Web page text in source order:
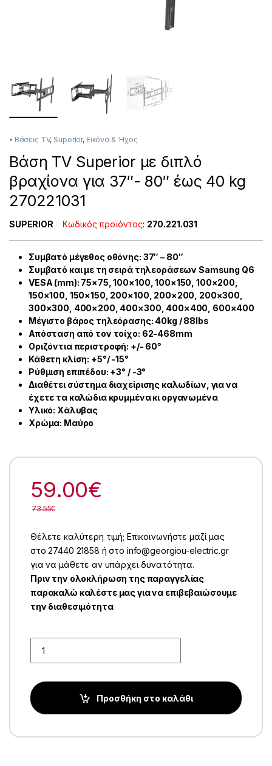
• Βάσεις TV, SuperIor, Εικόνα & Ήχος
Βάση TV Superior με διπλό
βραχίονα για 37″- 80″ έως 40 kg
270221031
SUPERIOR Κωδικός προϊόντος: 270.221.031
Συμβατό μέγεθος οθόνης: 37″ – 80″
Συμβατό και με τη σειρά τηλεοράσεων Samsung Q6
VESA (mm): 75×75, 100×100, 100×150, 100×200,
150×100, 150×150, 200×100, 200×200, 200×300,
300×300, 400×200, 400×300, 400×400, 600×400
Μέγιστο βάρος τηλεόρασης: 40kg / 88lbs
Απόσταση από τον τοίχο: 62-468mm
Οριζόντια περιστροφή: +/- 60°
Κάθετη κλίση: +5°/ -15°
Ρύθμιση επιπέδου: +3° / -3°
Διαθέτει σύστημα διαχείρισης καλωδίων, για να
έχετε τα καλώδια κρυμμένα κι οργανωμένα
Υλικό: Χάλυβας
Χρώμα: Μαύρο
59.00€
73.55€
Θέλετε καλύτερη τιμή; Επικοινωνήστε μαζί μας
στο 27440 21858 ή στο info@georgiou-electric.gr
για να μάθετε αν υπάρχει δυνατότητα.
Πριν την ολοκλήρωση της παραγγελίας
παρακαλώ καλέστε μας για να επιβεβαιώσουμε
την διαθεσιμότητα
Προσθήκη στο καλάθι